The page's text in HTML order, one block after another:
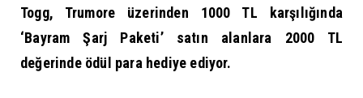
Togg, Trumore üzerinden 1000 TL karşılığında
‘Bayram Şarj Paketi’ satın alanlara 2000 TL
değerinde ödül para hediye ediyor.